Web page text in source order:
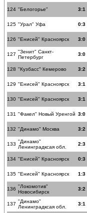
124 "Белогорье" 3:1
125 "Урал" Уфа 0:3
126 "Енисей" Красноярск 3:0
127 "Зенит" Санкт-
Петербург
3:0
128 "Кузбасс" Кемерово 3:2
129 "Енисей" Красноярск 3:1
130 "Енисей" Красноярск 3:1
131 "Факел" Новый Уренгой 3:0
132 "Динамо" Москва 3:2
133 "Динамо"
Ленинградксая обл.
2:3
134 "Енисей" Красноярск 0:3
135 "Енисей" Красноярск 1:3
136 "Локомотив"
Новосибирск
3:2
137 "Динамо"
Ленинградксая обл.
3:1